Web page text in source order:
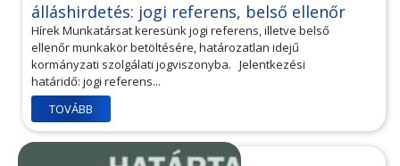
álláshirdetés: jogi referens, belső ellenőr
Hírek Munkatársat keresünk jogi referens, illetve belső
ellenőr munkakör betöltésére, határozatlan idejű
kormányzati szolgálati jogviszonyba. Jelentkezési
határidő: jogi referens...
TOVÁBB